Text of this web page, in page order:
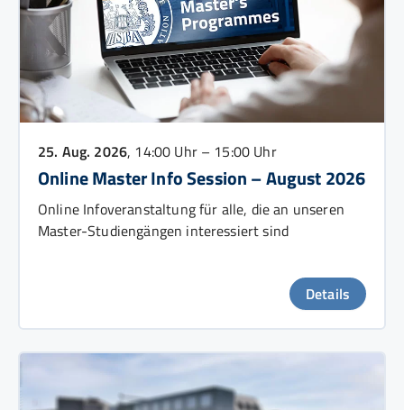
25. Aug. 2026, 14:00 Uhr – 15:00 Uhr
Online Master Info Session – August 2026
Online Infoveranstaltung für alle, die an unseren
Master-Studiengängen interessiert sind
Details